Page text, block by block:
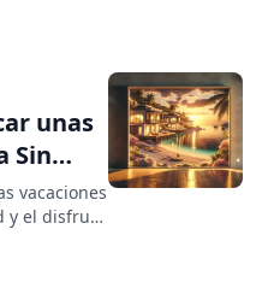
unas
Sin
vacaciones
y el disfrute
por